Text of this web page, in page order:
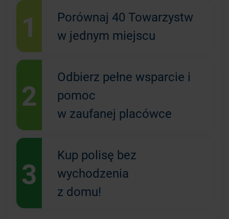
1
Porównaj 40 Towarzystw
w jednym miejscu
2
Odbierz pełne wsparcie i
pomoc
w zaufanej placówce
3
Kup polisę bez
wychodzenia
z domu!